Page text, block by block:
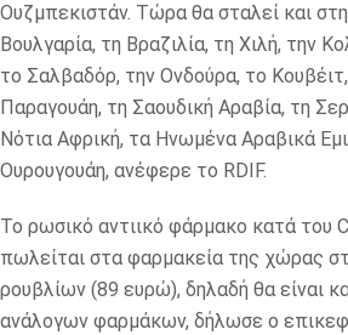
Ουζμπεκιστάν. Τώρα θα σταλεί και
Βουλγαρία, τη Βραζιλία, τη Χιλή, την
το Σαλβαδόρ, την Ονδούρα, το
Παραγουάη, τη Σαουδική Αραβία, τη
Νότια Αφρική, τα Ηνωμένα Αραβικά
Ουρουγουάη, ανέφερε το RDIF.
Το ρωσικό αντιικό φάρμακο κατά του
πωλείται στα φαρμακεία της χώρας
ρουβλίων (89 ευρώ), δηλαδή θα είναι
ανάλογων φαρμάκων, δήλωσε ο